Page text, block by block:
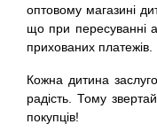
оптовому магазині
що при пересуванні
прихованих платежів.
Кожна дитина
радість. Тому
покупців!